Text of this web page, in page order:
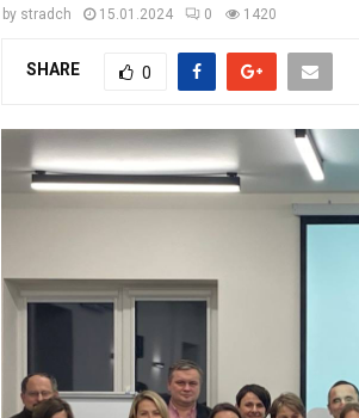
by stradch 15.01.2024 0 1420
SHARE 0